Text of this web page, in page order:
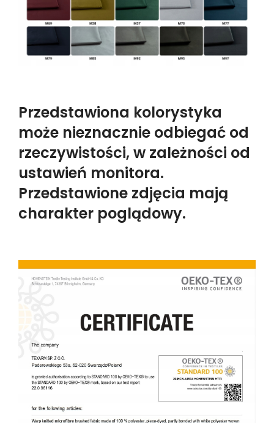
Przedstawiona kolorystyka
może nieznacznie odbiegać od
rzeczywistości, w zależności od
ustawień monitora.
Przedstawione zdjęcia mają
charakter poglądowy.